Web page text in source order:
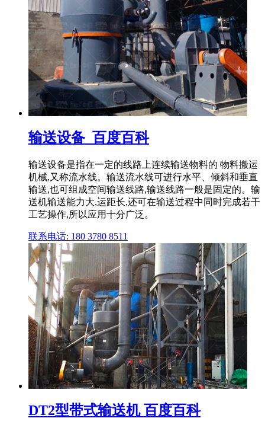
输送设备_百度百科
输送设备是指在一定的线路上连续输送物料的 物料搬运
机械,又称流水线。输送流水线可进行水平、倾斜和垂直
输送,也可组成空间输送线路,输送线路一般是固定的。输
送机输送能力大,运距长,还可在输送过程中同时完成若干
工艺操作,所以应用十分广泛。
联系电话: 180 3780 8511
DT2型带式输送机 百度百科